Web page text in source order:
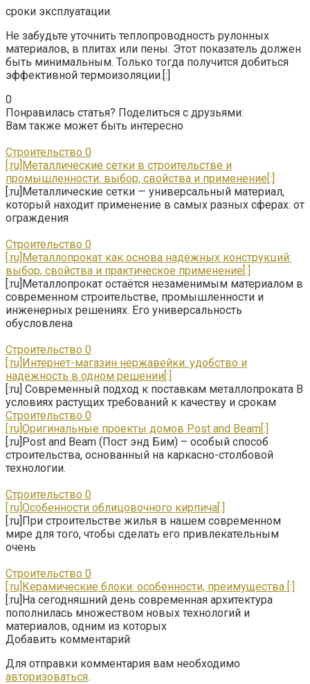
сроки эксплуатации.
Не забудьте уточнить теплопроводность рулонных
материалов, в плитах или пены. Этот показатель должен
быть минимальным. Только тогда получится добиться
эффективной термоизоляции.[:]
0
Понравилась статья? Поделиться с друзьями:
Вам также может быть интересно
Строительство 0
[:ru]Металлические сетки в строительстве и
промышленности: выбор, свойства и применение[:]
[:ru]Металлические сетки — универсальный материал,
который находит применение в самых разных сферах: от
ограждения
Строительство 0
[:ru]Металлопрокат как основа надёжных конструкций:
выбор, свойства и практическое применение[:]
[:ru]Металлопрокат остаётся незаменимым материалом в
современном строительстве, промышленности и
инженерных решениях. Его универсальность
обусловлена
Строительство 0
[:ru]Интернет-магазин нержавейки: удобство и
надёжность в одном решении[:]
[:ru] Современный подход к поставкам металлопроката В
условиях растущих требований к качеству и срокам
Строительство 0
[:ru]Оригинальные проекты домов Post and Beam[:]
[:ru]Post and Beam (Пост энд Бим) – особый способ
строительства, основанный на каркасно-столбовой
технологии.
Строительство 0
[:ru]Особенности облицовочного кирпича[:]
[:ru]При строительстве жилья в нашем современном
мире для того, чтобы сделать его привлекательным
очень
Строительство 0
[:ru]Керамические блоки: особенности, преимущества [:]
[:ru]На сегодняшний день современная архитектура
пополнилась множеством новых технологий и
материалов, одним из которых
Добавить комментарий
Для отправки комментария вам необходимо
авторизоваться.